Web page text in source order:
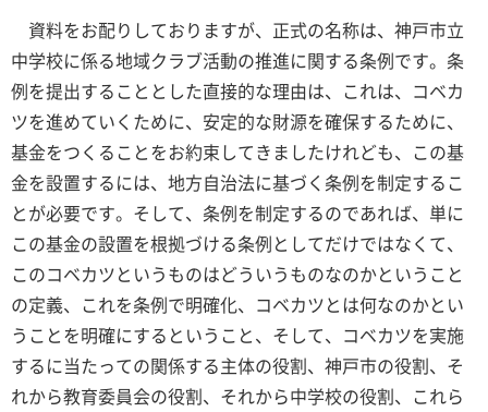
資料をお配りしておりますが、正式の名称は、神戸市立
中学校に係る地域クラブ活動の推進に関する条例です。条
例を提出することとした直接的な理由は、これは、コベカ
ツを進めていくために、安定的な財源を確保するために、
基金をつくることをお約束してきましたけれども、この基
金を設置するには、地方自治法に基づく条例を制定するこ
とが必要です。そして、条例を制定するのであれば、単に
この基金の設置を根拠づける条例としてだけではなくて、
このコベカツというものはどういうものなのかということ
の定義、これを条例で明確化、コベカツとは何なのかとい
うことを明確にするということ、そして、コベカツを実施
するに当たっての関係する主体の役割、神戸市の役割、そ
れから教育委員会の役割、それから中学校の役割、これら